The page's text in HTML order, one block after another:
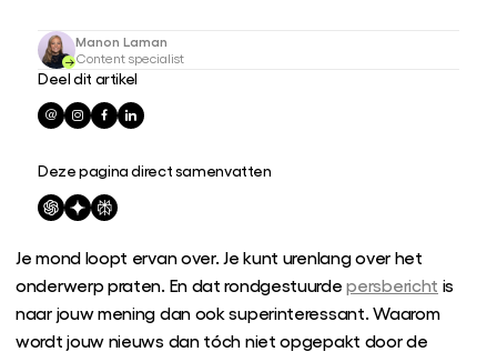
Manon Laman
Content specialist
Deel dit artikel
Deze pagina direct samenvatten
Je mond loopt ervan over. Je kunt urenlang over het
onderwerp praten. En dat rondgestuurdepersbericht is
naar jouw mening dan ook superinteressant. Waarom
wordt jouw nieuws dan tóch niet opgepakt door de